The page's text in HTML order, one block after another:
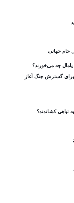
جام جهانی
یامال چه می‌خورند؟
گسترش جنگ آغاز